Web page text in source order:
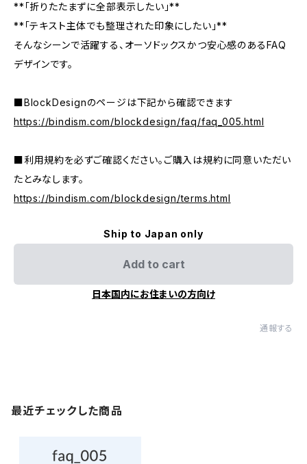
**「折りたたまずに全部表示したい」**
**「テキスト主体でも整理された印象にしたい」**
そんなシーンで活躍する、オーソドックスかつ安心感のあるFAQ
デザインです。
■BlockDesignのページは下記から確認できます
https://bindism.com/blockdesign/faq/faq_005.html
■利用規約を必ずご確認ください。ご購入は規約に同意いただい
たとみなします。
https://bindism.com/blockdesign/terms.html
Ship to Japan only
Add to cart
日本国内にお住まいの方向け
通報する
最近チェックした商品